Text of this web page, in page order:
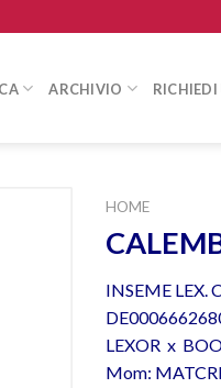
ARCHIVIO RICHIEDI
HOME
INSEME LEX.
LEXOR x
Mom: